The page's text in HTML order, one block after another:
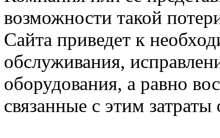
возможности такой
Сайта приведет к
обслуживания,
оборудования, а равно
связанные с этим